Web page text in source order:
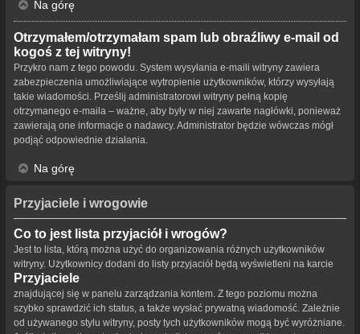
Na górę
Otrzymałem/otrzymałam spam lub obraźliwy e-mail od
kogoś z tej witryny!
Przykro nam z tego powodu. System wysyłania e-maili witryny zawiera
zabezpieczenia umożliwiające wytropienie użytkowników, którzy wysyłają
takie wiadomości. Prześlij administratorowi witryny pełną kopię
otrzymanego e-maila – ważne, aby były w niej zawarte nagłówki, ponieważ
zawierają one informacje o nadawcy. Administrator będzie wówczas mógł
podjąć odpowiednie działania.
Na górę
Przyjaciele i wrogowie
Co to jest lista przyjaciół i wrogów?
Jest to lista, którą można użyć do organizowania różnych użytkowników
witryny. Użytkownicy dodani do listy przyjaciół będą wyświetleni na karcie
Przyjaciele
znajdującej się w panelu zarządzania kontem. Z tego poziomu można
szybko sprawdzić ich status, a także wysłać prywatną wiadomość. Zależnie
od używanego stylu witryny, posty tych użytkowników mogą być wyróżniane.